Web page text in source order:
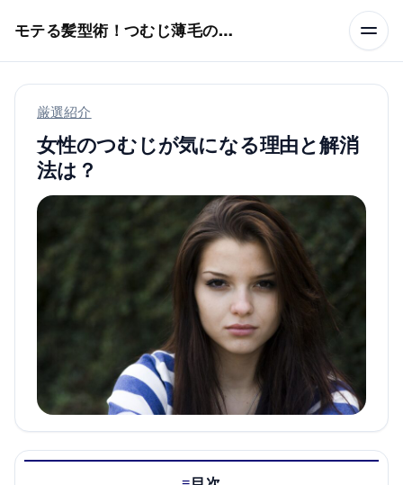
モテる髪型術！つむじ薄毛の隠し方
厳選紹介
女性のつむじが気になる理由と解消
法は？